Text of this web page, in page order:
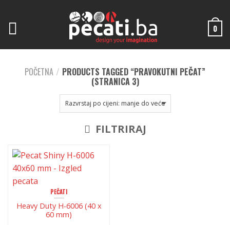
0
POČETNA / PRODUCTS TAGGED “PRAVOKUTNI PEČAT”
(STRANICA 3)
FILTRIRAJ
PEČATI
Heavy Duty H-6006 (40 x
60 mm)